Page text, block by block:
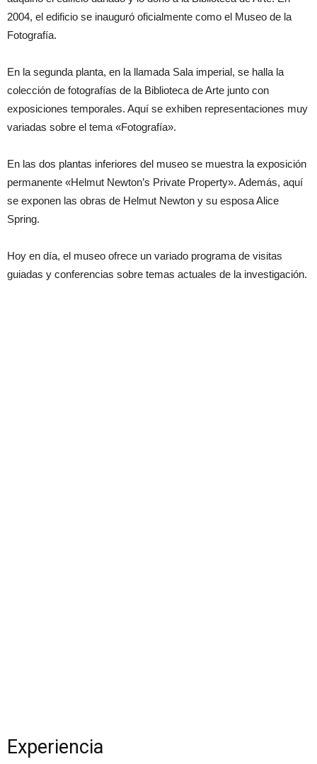
2004, el edificio se inauguró oficialmente como el Museo de la
Fotografía.
En la segunda planta, en la llamada Sala imperial, se halla la
colección de fotografías de la Biblioteca de Arte junto con
exposiciones temporales. Aquí se exhiben representaciones muy
variadas sobre el tema «Fotografía».
En las dos plantas inferiores del museo se muestra la exposición
permanente «Helmut Newton’s Private Property». Además, aquí
se exponen las obras de Helmut Newton y su esposa Alice
Spring.
Hoy en día, el museo ofrece un variado programa de visitas
guiadas y conferencias sobre temas actuales de la investigación.
Experiencia